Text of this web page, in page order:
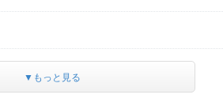
▼もっと見る